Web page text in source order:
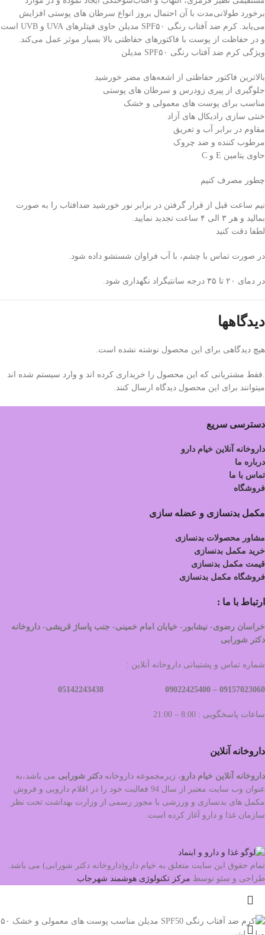
برخورد طولانی‌مدت با آن احتمال بروز انواع سرطان های پوستی افزایش
می‌یابد. کرم ضد آفتاب رنگی SPF۵۰ مدیلن حاوی فیتلرهای UVA و UVB است
و در حفاظت از پوست با فاکتورهای حفاظتی بالا بسیار موثر عمل می‌کند.
ویژگی کرم ضد آفتاب رنگی SPF۵۰ مدیلن
بالاترین فاکتور حفاظتی از اشعه‌های مضر خورشید
جلوگیری از پیری زودرس و سرطان های پوستی
مناسب برای پوست های معمولی و خشک
خنثی سازی رادیکال های آزاد
مقاوم در برابر آب و تعریق
مرطوب کننده و ضد چروک
حاوی یتامین E و C
چطور مصرف کنیم
نیم ساعت قبل از قرار گرفتن در برابر نور خورشید ضدافتاب را به صورت
بمالید و هر ۳ الی ۴ ساعت تجدید نمایید.
لطفا دقت کنید
در صورت تماس با چشم، با آب فراوان شستشو داده شود.
در دمای ۲۰ تا ۳۵ درجه سانتیگراد نگهداری شود.
دیدگاهها
هیچ دیدگاهی برای این محصول نوشته نشده است.
.فقط مشتریانی که این محصول را خریداری کرده اند و وارد سیستم شده اند
میتوانند برای این محصول دیدگاه ارسال کنند.
دسترسی سریع
داروخانه آنلاین خیام دارو
درباره ما
تماس با ما
فروشگاه
مکمل بدنسازی و عضله سازی
مشاور محصولات بدنسازی
خرید مکمل بدنسازی
قیمت مکمل بدنسازی
فروشگاه مکمل بدنسازی
ارتباط با ما :
خراسان رضوی- نیشابور- خیابان امام خمینی- جنب پاساژ قریشی- داروخانه
دکتر شورابی
شماره تماس و پشتیبانی داروخانه آنلاین :
09157023060 –
ساعات پاسخگویی : 8:00 – 21:00
داروخانه آنلاین
داروخانه آنلاین خیام دارو، زیرمجموعه داروخانه دکتر شورابی می باشد،به
عنوان وب سایت معتبر از سال 94 فعالیت خود را در اقلام دارویی و فروش
مکمل های بدنسازی و ورزشی با مجوز رسمی از وزارت بهداشت تحت نظر
سازمان غذا و دارو آغاز کرده است.
تمام حقوق این سایت متعلق به خیام دارو(داروخانه دکتر شورابی) می باشد.
طراحی و سئو توسط مرکز تکنولوژی هوشمند شهرجاب